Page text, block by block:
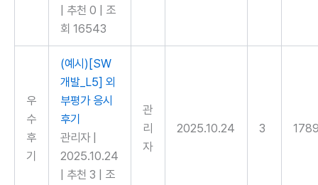
추천 0
조
회 16543
우
수
후
기
(예시)[SW
개발_L5] 외
부평가 응시
후기
관리자
2025.10.24
추천 3
조
관
리
자
2025.10.24 3